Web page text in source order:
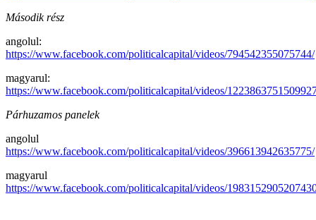
Második rész
angolul:
https://www.facebook.com/politicalcapital/videos/794542355075744/
magyarul:
https://www.facebook.com/politicalcapital/videos/
Párhuzamos panelek
angolul
https://www.facebook.com/politicalcapital/videos/396613942635775/
magyarul
https://www.facebook.com/politicalcapital/videos/